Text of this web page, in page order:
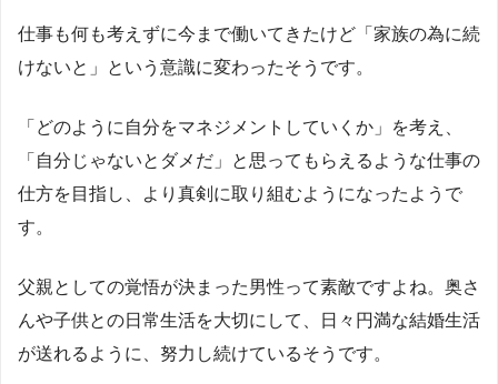
仕事も何も考えずに今まで働いてきたけど「家族の為に続
けないと」という意識に変わったそうです。
「どのように自分をマネジメントしていくか」を考え、
「自分じゃないとダメだ」と思ってもらえるような仕事の
仕方を目指し、より真剣に取り組むようになったようで
す。
父親としての覚悟が決まった男性って素敵ですよね。奥さ
んや子供との日常生活を大切にして、日々円満な結婚生活
が送れるように、努力し続けているそうです。